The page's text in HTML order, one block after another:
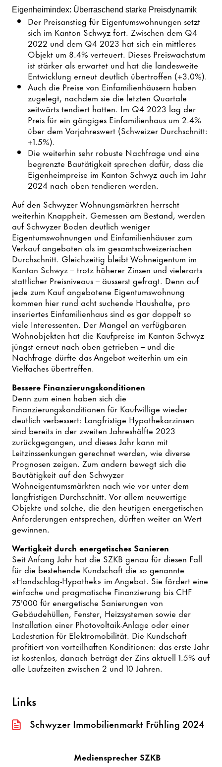
Eigenheimindex: Überraschend starke Preisdynamik
Der Preisanstieg für Eigentumswohnungen setzt
sich im Kanton Schwyz fort. Zwischen dem Q4
2022 und dem Q4 2023 hat sich ein mittleres
Objekt um 8.4% verteuert. Dieses Preiswachstum
ist stärker als erwartet und hat die landesweite
Entwicklung erneut deutlich übertroffen (+3.0%).
Auch die Preise von Einfamilienhäusern haben
zugelegt, nachdem sie die letzten Quartale
seitwärts tendiert hatten. Im Q4 2023 lag der
Preis für ein gängiges Einfamilienhaus um 2.4%
über dem Vorjahreswert (Schweizer Durchschnitt:
+1.5%).
Die weiterhin sehr robuste Nachfrage und eine
begrenzte Bautätigkeit sprechen dafür, dass die
Eigenheimpreise im Kanton Schwyz auch im Jahr
2024 nach oben tendieren werden.
Auf den Schwyzer Wohnungsmärkten herrscht
weiterhin Knappheit. Gemessen am Bestand, werden
auf Schwyzer Boden deutlich weniger
Eigentumswohnungen und Einfamilienhäuser zum
Verkauf angeboten als im gesamtschweizerischen
Durchschnitt. Gleichzeitig bleibt Wohneigentum im
Kanton Schwyz – trotz höherer Zinsen und vielerorts
stattlicher Preisniveaus – äusserst gefragt. Denn auf
jede zum Kauf angebotene Eigentumswohnung
kommen hier rund acht suchende Haushalte, pro
inseriertes Einfamilienhaus sind es gar doppelt so
viele Interessenten. Der Mangel an verfügbaren
Wohnobjekten hat die Kaufpreise im Kanton Schwyz
jüngst erneut nach oben getrieben – und die
Nachfrage dürfte das Angebot weiterhin um ein
Vielfaches übertreffen.
Bessere Finanzierungskonditionen
Denn zum einen haben sich die
Finanzierungskonditionen für Kaufwillige wieder
deutlich verbessert: Langfristige Hypothekarzinsen
sind bereits in der zweiten Jahreshälfte 2023
zurückgegangen, und dieses Jahr kann mit
Leitzinssenkungen gerechnet werden, wie diverse
Prognosen zeigen. Zum andern bewegt sich die
Bautätigkeit auf den Schwyzer
Wohneigentumsmärkten nach wie vor unter dem
langfristigen Durchschnitt. Vor allem neuwertige
Objekte und solche, die den heutigen energetischen
Anforderungen entsprechen, dürften weiter an Wert
gewinnen.
Wertigkeit durch energetisches Sanieren
Seit Anfang Jahr hat die SZKB genau für diesen Fall
für die bestehende Kundschaft die so genannte
«Handschlag-Hypothek» im Angebot. Sie fördert eine
einfache und pragmatische Finanzierung bis CHF
75'000 für energetische Sanierungen von
Gebäudehüllen, Fenster, Heizsystemen sowie der
Installation einer Photovoltaik-Anlage oder einer
Ladestation für Elektromobilität. Die Kundschaft
profitiert von vorteilhaften Konditionen: das erste Jahr
ist kostenlos, danach beträgt der Zins aktuell 1.5% auf
alle Laufzeiten zwischen 2 und 10 Jahren.
Links
Schwyzer Immobilienmarkt Frühling 2024
Mediensprecher SZKB